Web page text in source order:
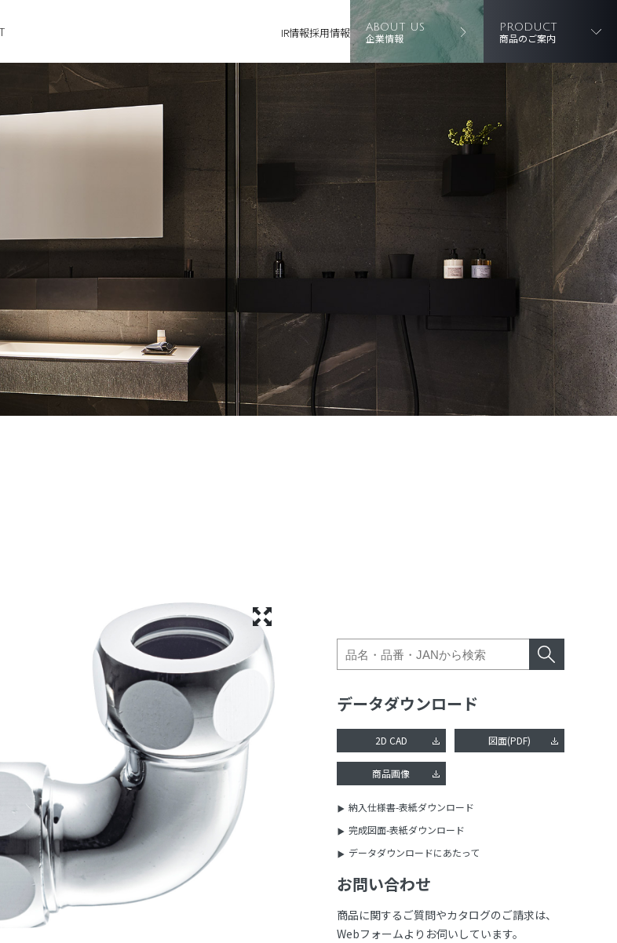
IR情報採用情報 ABOUT US
企業情報
PRODUCT
商品のご案内
データダウンロード
2D CAD 図面(PDF)
商品画像
納入仕様書-表紙ダウンロード
完成図面-表紙ダウンロード
データダウンロードにあたって
お問い合わせ
商品に関するご質問やカタログのご請求は、
Webフォームよりお伺いしています。